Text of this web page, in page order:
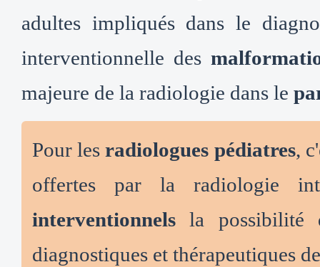
adultes impliqués dans le
interventionnelle des
majeure de la radiologie dans le
Pour lesradiologues pédiatres,
offertes par la radiologie
interventionnels la possibilité
diagnostiques et thérapeutiques